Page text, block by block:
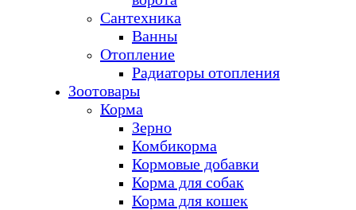
Сантехника
Ванны
Отопление
Радиаторы отопления
Зоотовары
Корма
Зерно
Комбикорма
Кормовые добавки
Корма для собак
Корма для кошек